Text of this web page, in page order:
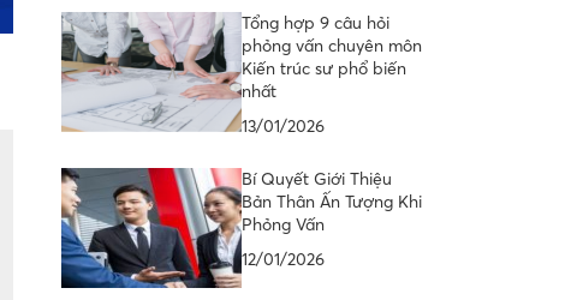
Tổng hợp 9 câu hỏi
phỏng vấn chuyên môn
Kiến trúc sư phổ biến
nhất
13/01/2026
Bí Quyết Giới Thiệu
Bản Thân Ấn Tượng Khi
Phỏng Vấn
12/01/2026